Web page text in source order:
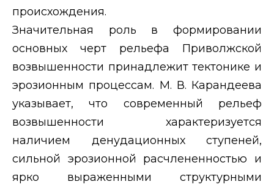
происхождения.
Значительная роль в формировании
основных черт рельефа Приволжской
возвышенности принадлежит тектонике и
эрозионным процессам. М. В. Карандеева
указывает, что современный рельеф
возвышенности характеризуется
наличием денудационных ступеней,
сильной эрозионной расчлененностью и
ярко выраженными структурными